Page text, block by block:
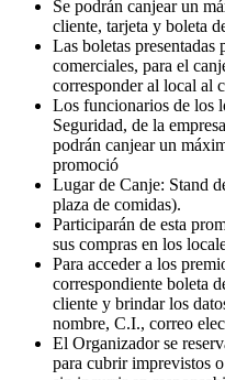
Se podrán canjear un
cliente, tarjeta y boleta
Las boletas
comerciales, para el
corresponder al local al
Los funcionarios de los
Seguridad, de la
podrán canjear un
promoció
Lugar de Canje: Stand
plaza de comidas).
Participarán de esta
sus compras en los
Para acceder a los
correspondiente boleta
cliente y brindar los
nombre, C.I., correo
El Organizador se
para cubrir imprevistos